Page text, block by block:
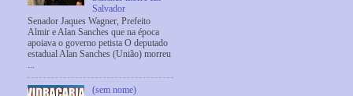
Salvador
Senador Jaques Wagner, Prefeito
Almir e Alan Sanches que na época
apoiava o governo petista O deputado
estadual Alan Sanches (União) morreu
...
(sem nome)